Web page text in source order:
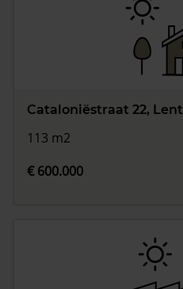
Cataloniëstraat 22, Lent
113 m2
€ 600.000